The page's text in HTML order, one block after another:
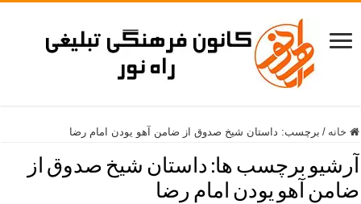
خانه / برچسب: داستان شیخ صدوق از ضامن آهو یودن امام رضا
آرشیو برچسب ها: داستان شیخ صدوق از
ضامن آهو یودن امام رضا